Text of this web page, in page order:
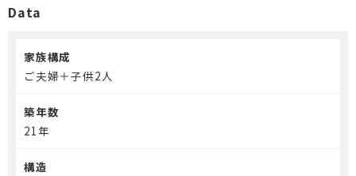
Data
家族構成
ご夫婦＋子供2人
築年数
21年
構造